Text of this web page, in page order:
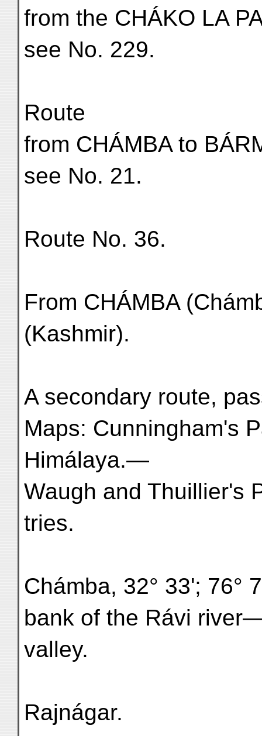
from the CHÁKO LA
see No. 229.
Route
from CHÁMBA to
see No. 21.
Route No. 36.
From CHÁMBA
(Kashmir).
A secondary route,
Maps: Cunningham's
Himálaya.—
Waugh and Thuillier's
tries.
Chámba, 32° 33'; 76°
bank of the Rávi
valley.
Rajnágar.